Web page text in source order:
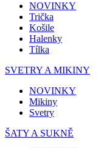
NOVINKY
Trička
Košile
Halenky
Tílka
SVETRY A MIKINY
NOVINKY
Mikiny
Svetry
ŠATY A SUKNĚ